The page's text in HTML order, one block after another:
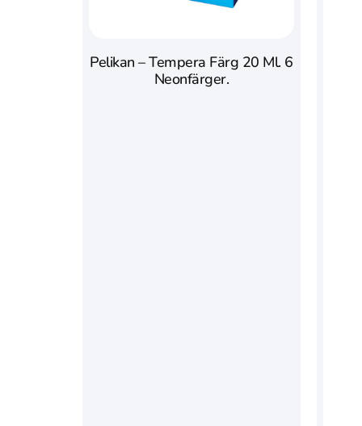
Pelikan – Tempera Färg 20 Ml. 6
Neonfärger.